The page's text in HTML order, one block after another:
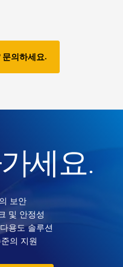
문의하세요.
세요.
보안
및 안정성
용도 솔루션
의 지원